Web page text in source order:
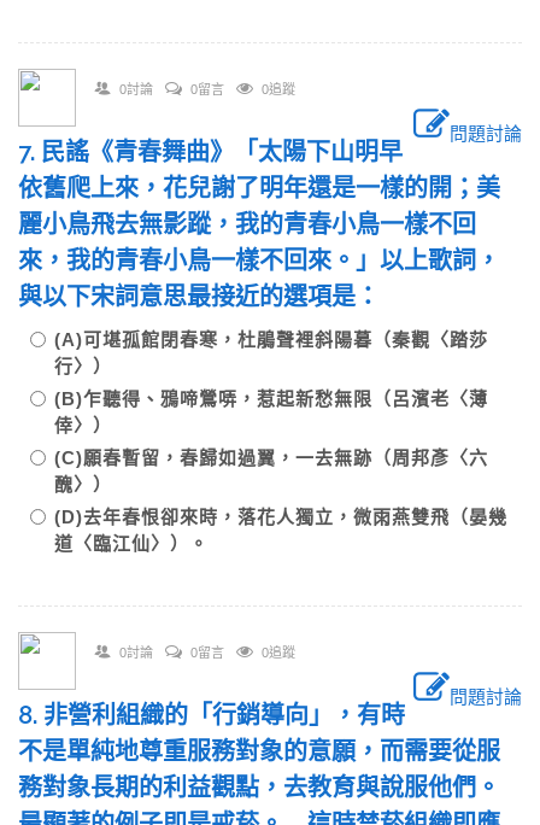
0討論 0留言 0追蹤
問題討論
7. 民謠《青春舞曲》「太陽下山明早
依舊爬上來，花兒謝了明年還是一樣的開；美
麗小鳥飛去無影蹤，我的青春小鳥一樣不回
來，我的青春小鳥一樣不回來。」以上歌詞，
與以下宋詞意思最接近的選項是：
(A)可堪孤館閉春寒，杜鵑聲裡斜陽暮（秦觀〈踏莎
行〉）
(B)乍聽得、鴉啼鶯哢，惹起新愁無限（呂濱老〈薄
倖〉）
(C)願春暫留，春歸如過翼，一去無跡（周邦彥〈六
醜〉）
(D)去年春恨卻來時，落花人獨立，微雨燕雙飛（晏幾
道〈臨江仙〉）。
0討論 0留言 0追蹤
問題討論
8. 非營利組織的「行銷導向」，有時
不是單純地尊重服務對象的意願，而需要從服
務對象長期的利益觀點，去教育與說服他們。